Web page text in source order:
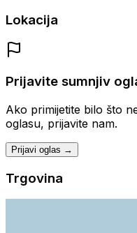
Lokacija
Prijavite sumnjiv
Ako primijetite bilo što
oglasu, prijavite nam.
Prijavi oglas →
Trgovina